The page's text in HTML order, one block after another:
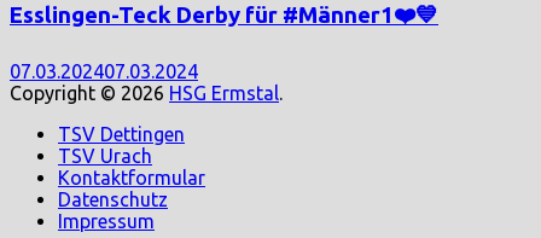
Esslingen-Teck Derby für #Männer1❤️💙
07.03.202407.03.2024
Copyright © 2026 HSG Ermstal
TSV Dettingen
TSV Urach
Kontaktformular
Datenschutz
Impressum